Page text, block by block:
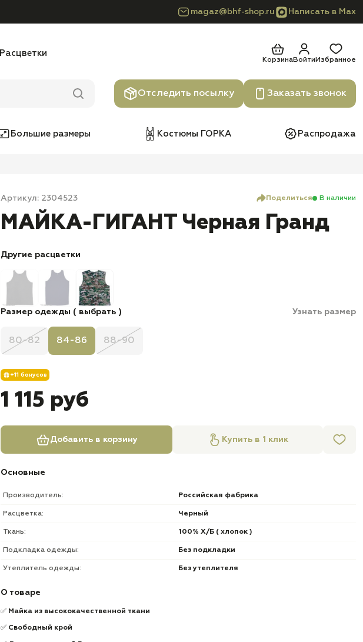
magaz@bhf-shop.ru Написать в Max
Расцветки
КорзинаВойти Избранное
Отследить посылку Заказать звонок
Большие размеры Костюмы ГОРКА Распродажа
Артикул: 2304523 Поделиться В наличии
МАЙКА-ГИГАНТ Черная Гранд
Другие расцветки
Размер одежды ( выбрать ) Узнать размер
80-82 84-86 88-90
+11 бонусов
1 115 руб
Добавить в корзину Купить в 1 клик
Основные
Производитель: Российская фабрика
Расцветка: Черный
Ткань: 100% Х/Б ( хлопок )
Подкладка одежды: Без подкладки
Утеплитель одежды: Без утеплителя
О товаре
✅ Майка из высококачественной ткани
✅ Свободный крой